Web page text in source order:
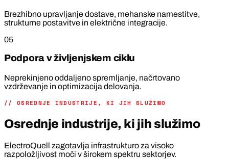
Brezhibno upravljanje dostave, mehanske namestitve,
strukturne postavitve in električne integracije.
05
Podpora v življenjskem ciklu
Neprekinjeno oddaljeno spremljanje, načrtovano
vzdrževanje in optimizacija delovanja.
// OSREDNJE INDUSTRIJE, KI JIH SLUŽIMO
Osrednje industrije, ki jih služimo
ElectroQuell zagotavlja infrastrukturo za visoko
razpoložljivost moči v širokem spektru sektorjev.